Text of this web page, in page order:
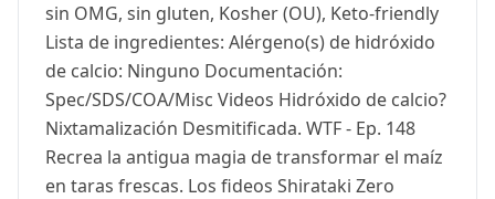
sin OMG, sin gluten, Kosher (OU), Keto-friendly
Lista de ingredientes: Alérgeno(s) de hidróxido
de calcio: Ninguno Documentación:
Spec/SDS/COA/Misc Videos Hidróxido de calcio?
Nixtamalización Desmitificada. WTF - Ep. 148
Recrea la antigua magia de transformar el maíz
en taras frescas. Los fideos Shirataki Zero